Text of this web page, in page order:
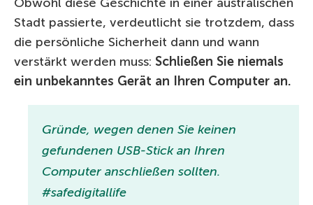
Stadt passierte, verdeutlicht sie trotzdem, dass
die persönliche Sicherheit dann und wann
verstärkt werden muss: Schließen Sie niemals
ein unbekanntes Gerät an Ihren Computer an.
Gründe, wegen denen Sie keinen
gefundenen USB-Stick an Ihren
Computer anschließen sollten.
#safedigitallife